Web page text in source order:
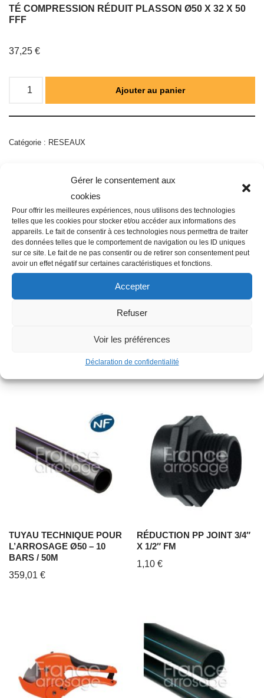
Gérer le consentement aux
cookies
Pour offrir les meilleures expériences, nous utilisons des technologies
telles que les cookies pour stocker et/ou accéder aux informations des
appareils. Le fait de consentir à ces technologies nous permettra de traiter
des données telles que le comportement de navigation ou les ID uniques
sur ce site. Le fait de ne pas consentir ou de retirer son consentement peut
avoir un effet négatif sur certaines caractéristiques et fonctions.
Accepter
Refuser
Voir les préférences
Déclaration de confidentialité
TÉ COMPRESSION RÉDUIT PLASSON Ø50 X 32 X 50
FFF
37,25 €
Ajouter au panier
Catégorie : RESEAUX
Description
Famille : F01
Diamètre : 50 x 32 mm
Raccordement : Femelle-Femelle-Femelle
Matière : Plastique
Autres informations : Réduit
TUYAU TECHNIQUE POUR
L’ARROSAGE Ø50 – 10
BARS / 50M
359,01 €
RÉDUCTION PP JOINT 3/4″
X 1/2″ FM
1,10€